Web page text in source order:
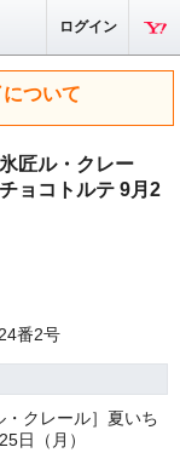
ログイン
ついて
匠ル・クレー
ョコトルテ 9月2
番2号
・クレール］夏いち
日（月）